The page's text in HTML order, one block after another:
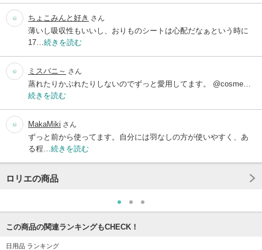
ちょこみんと好き さん
薄いし吸収性もいいし、おりものシートは心配だなぁという時に
17… 続きを読む
ミスバニ～ さん
蒸れたりかぶれたりしないのでずっと愛用してます。 @cosme…
続きを読む
MakaMiki さん
ずっと前から使ってます。自分には羽なしの方が使いやすく、あ
る程… 続きを読む
ロリエの商品
この商品の関連ランキングもCHECK！
日用品 ランキング